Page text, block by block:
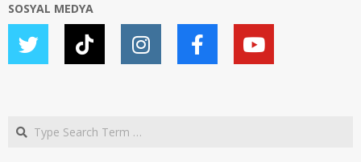
SOSYAL MEDYA
Search